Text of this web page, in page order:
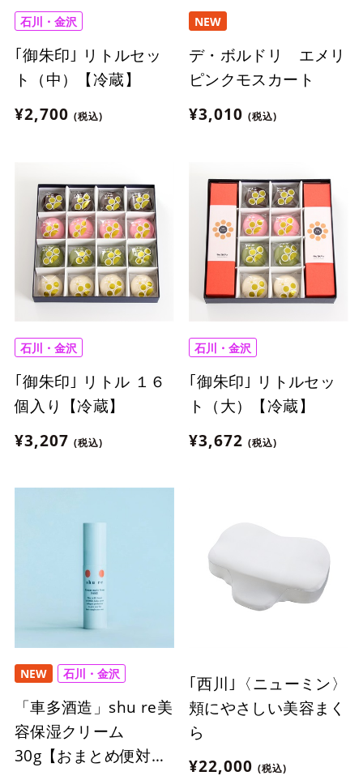
石川・金沢
｢御朱印｣ リトルセッ
ト（中）【冷蔵】
¥2,700 (税込)
NEW
デ・ボルドリ エメリ
ピンクモスカート
¥3,010 (税込)
石川・金沢
｢御朱印｣ リトル １６
個入り【冷蔵】
¥3,207 (税込)
石川・金沢
｢御朱印｣ リトルセッ
ト（大）【冷蔵】
¥3,672 (税込)
NEW 石川・金沢
「車多酒造」shu re美
容保湿クリーム
30g【おまとめ便対
｢西川｣〈ニューミン〉
頬にやさしい美容まく
ら
¥22,000 (税込)